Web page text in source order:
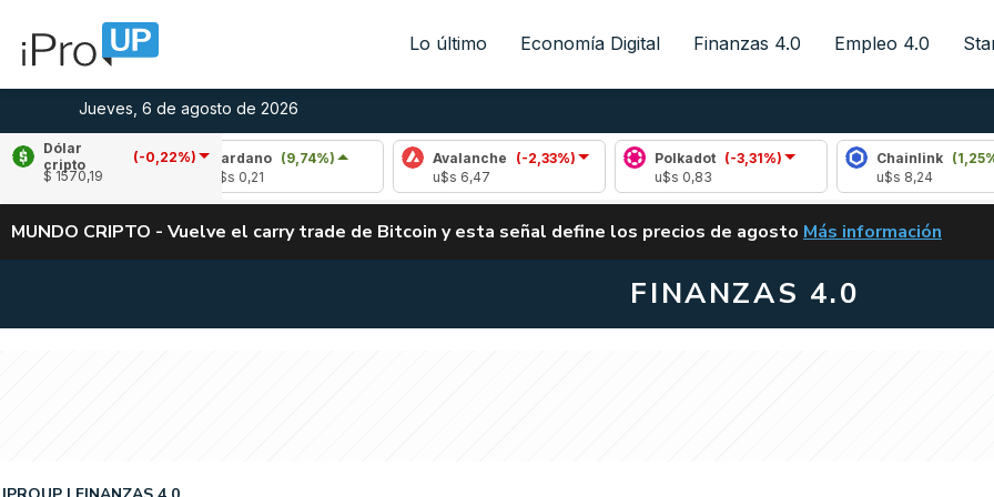
Lo último Economía Digital Finanzas 4.0 Empleo 4.0
Jueves, 6 de agosto de 2026
Dólar
cripto
(-0,22%)
$ 1570,19
Cardano (9,74%)
Avalanche
(-2,33%)
Polkadot (-3,31%)
Chainlink (1,25%)
ALERTA
MUNDO CRIPTO - Vuelve el carry trade de Bitcoin y esta señal define los precios de agosto VUELVE EL CARRY
Más información
FINANZAS 4.0